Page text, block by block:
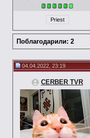
Priest
Поблагодарили: 2
04.04.2022, 23:19
CERBER TVR